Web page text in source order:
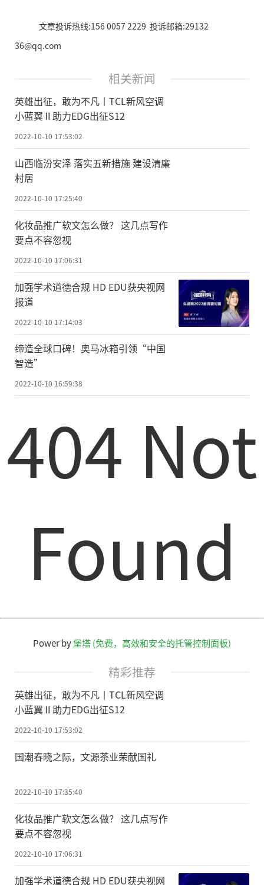
文章投诉热线:156 0057 2229 投诉邮箱:29132
36@qq.com
相关新闻
英雄出征，敢为不凡丨TCL新风空调
小蓝翼Ⅱ助力EDG出征S12
2022-10-10 17:53:02
山西临汾安泽 落实五新措施 建设清廉
村居
2022-10-10 17:25:40
化妆品推广软文怎么做？ 这几点写作
要点不容忽视
2022-10-10 17:06:31
加强学术道德合规 HD EDU获央视网
报道
2022-10-10 17:14:03
缔造全球口碑！奥马冰箱引领“中国
智造”
2022-10-10 16:59:38
404 Not
Found
Power by堡塔 (免费，高效和安全的托管控制面板)
精彩推荐
英雄出征，敢为不凡丨TCL新风空调
小蓝翼Ⅱ助力EDG出征S12
2022-10-10 17:53:02
国潮春晓之际，文源茶业荣献国礼
2022-10-10 17:35:40
化妆品推广软文怎么做？ 这几点写作
要点不容忽视
2022-10-10 17:06:31
加强学术道德合规 HD EDU获央视网